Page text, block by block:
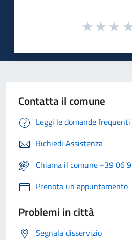
Contatta il comune
Leggi le domande frequenti
Richiedi Assistenza
Chiama il comune +39 06
Prenota un appuntamento
Problemi in città
Segnala disservizio